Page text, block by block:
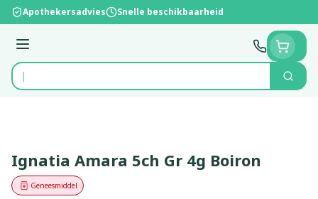
Ga naar de inhoud
Apothekersadvies Snelle beschikbaarheid
Menu
Product, merk, categorie...
Zoek
Ignatia Amara 5ch Gr 4g Boiron
Geneesmiddel